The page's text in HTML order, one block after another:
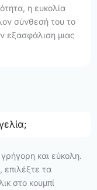
η ευκολία
σύνθεσή του το
εξασφάλιση μιας
και εύκολη.
επιλέξτε τα
στο κουμπί